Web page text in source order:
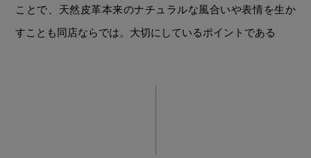
ことで、天然皮革本来のナチュラルな風合いや表情を生か
すことも同店ならでは。大切にしているポイントである